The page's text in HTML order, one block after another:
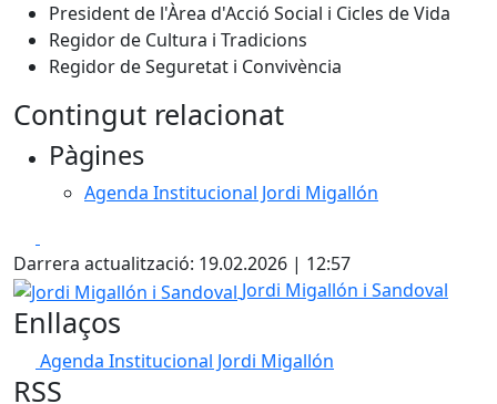
President de l'Àrea d'Acció Social i Cicles de Vida
Regidor de Cultura i Tradicions
Regidor de Seguretat i Convivència
Contingut relacionat
Pàgines
Agenda Institucional Jordi Migallón
Darrera actualització: 19.02.2026 | 12:57
Jordi Migallón i Sandoval
Jordi Migallón i Sandoval
Enllaços
Agenda Institucional Jordi Migallón
RSS